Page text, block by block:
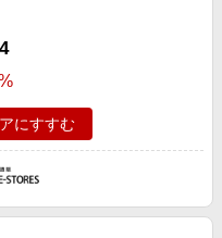
にすすむ